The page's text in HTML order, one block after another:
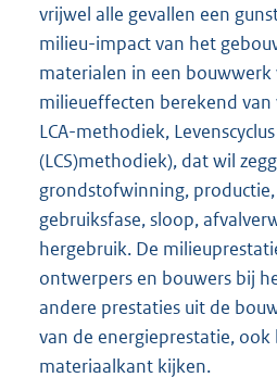
vrijwel alle gevallen een
milieu-impact van het
materialen in een
milieueffecten berekend
LCA-methodiek,
(LCS)methodiek), dat wil
grondstofwinning,
gebruiksfase, sloop,
hergebruik. De
ontwerpers en bouwers bij
andere prestaties uit de
van de energieprestatie, ook
materiaalkant kijken.